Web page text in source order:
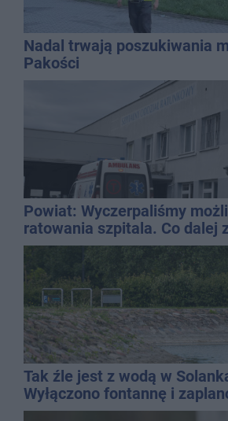
Nadal trwają poszukiwania
Pakości
Powiat: Wyczerpaliśmy
ratowania szpitala. Co dalej
Tak źle jest z wodą w
Wyłączono fontannę i
dolewkę